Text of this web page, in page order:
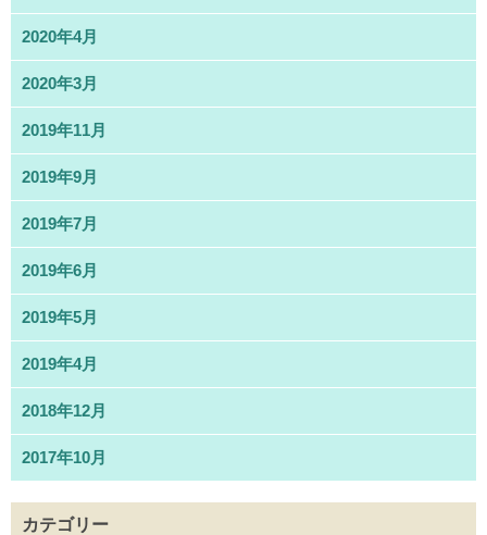
2020年4月
2020年3月
2019年11月
2019年9月
2019年7月
2019年6月
2019年5月
2019年4月
2018年12月
2017年10月
カテゴリー